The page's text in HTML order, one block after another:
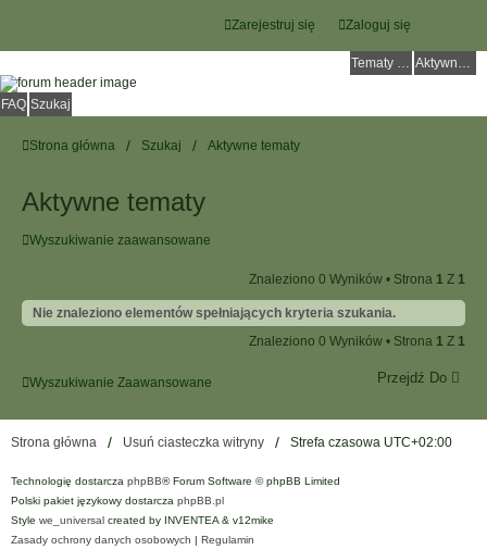
Zaloguj się
Zarejestruj się
Tematy bez odpowiedzi Aktywne tematy
FAQ Szukaj
Strona główna Szukaj Aktywne tematy
Aktywne tematy
Wyszukiwanie zaawansowane
Znaleziono 0 Wyników • Strona 1 Z 1
Nie znaleziono elementów spełniających kryteria szukania.
Znaleziono 0 Wyników • Strona 1 Z 1
Wyszukiwanie Zaawansowane Przejdź Do
Strona główna Usuń ciasteczka witryny Strefa czasowa UTC+02:00
Technologię dostarcza phpBB® Forum Software © phpBB Limited
Polski pakiet językowy dostarcza phpBB.pl
Style we_universal created by INVENTEA & v12mike
Zasady ochrony danych osobowych | Regulamin